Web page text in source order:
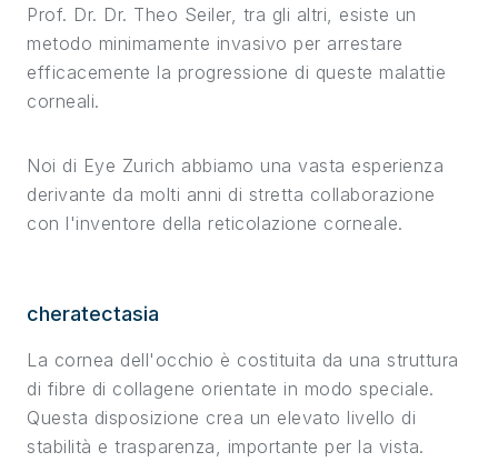
Prof. Dr. Dr. Theo Seiler, tra gli altri, esiste un
metodo minimamente invasivo per arrestare
efficacemente la progressione di queste malattie
corneali.
Noi di Eye Zurich abbiamo una vasta esperienza
derivante da molti anni di stretta collaborazione
con l'inventore della reticolazione corneale.
cheratectasia
La cornea dell'occhio è costituita da una struttura
di fibre di collagene orientate in modo speciale.
Questa disposizione crea un elevato livello di
stabilità e trasparenza, importante per la vista.